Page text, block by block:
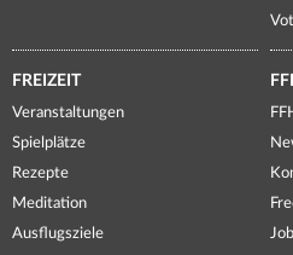
FREIZEIT
Veranstaltungen
Spielplätze
Rezepte
Meditation
Ausflugsziele